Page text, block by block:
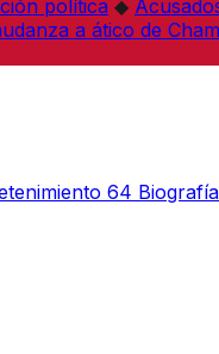
política ◆
a ático de
64